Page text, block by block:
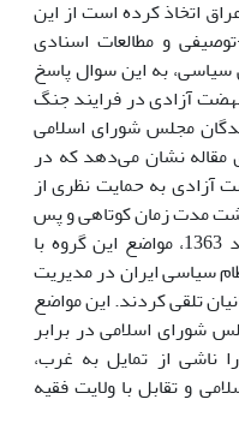
اتخاذ کرده است از این
و مطالعات اسنادی
سیاسی، به این سوال پاسخ
آزادی در فرایند جنگ
مجلس شورای اسلامی
مقاله نشان می‌دهد که در
آزادی به حمایت نظری از
مدت زمان کوتاهی و پس
از بازپس‌گیری خرمشهر در 3 خرداد 1363، مواضع این گروه با
سیاسی ایران در مدیریت
تلقی کردند. این مواضع
شورای اسلامی در برابر
ناشی از تمایل به غرب،
و تقابل با ولایت فقیه